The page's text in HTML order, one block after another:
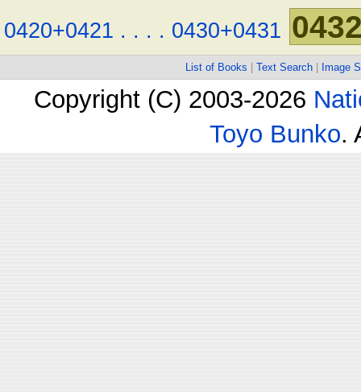
0420+0421 . . . . 0430+0431
List of Books Text Search Image
Copyright (C) 2003-2026
Toyo Bunko.